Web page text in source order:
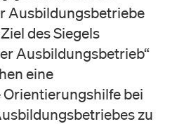
Ausbildungsbetriebe
des Siegels
Ausbildungsbetrieb“
eine
bei
zu